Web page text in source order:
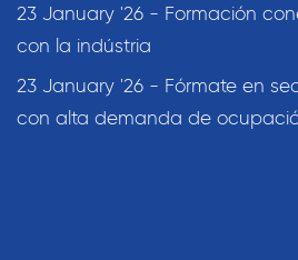
23 January '26 - Formación
con la indústria
23 January '26 - Fórmate en
con alta demanda de